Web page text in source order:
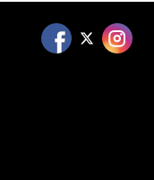
tek bir